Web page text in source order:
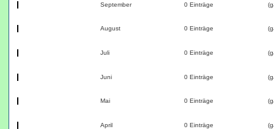
September 0 Einträge
August 0 Einträge
Juli 0 Einträge
Juni 0 Einträge
Mai 0 Einträge
April 0 Einträge